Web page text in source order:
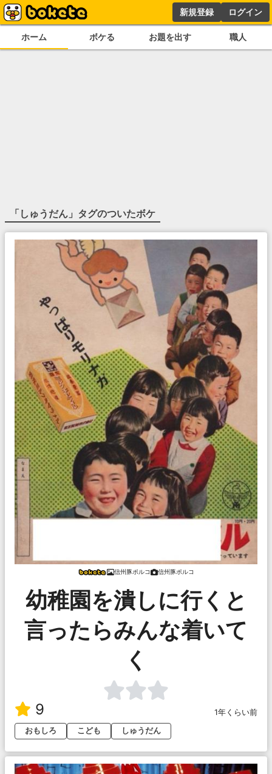
新規登録 ログイン
ホーム ボケる お題を出す 職人
「 しゅうだん 」タグのついたボケ
信州豚ポルコ 信州豚ポルコ
幼稚園を潰しに行くと
言ったらみんな着いて
く
9
1年くらい前
おもしろ
こども しゅうだん